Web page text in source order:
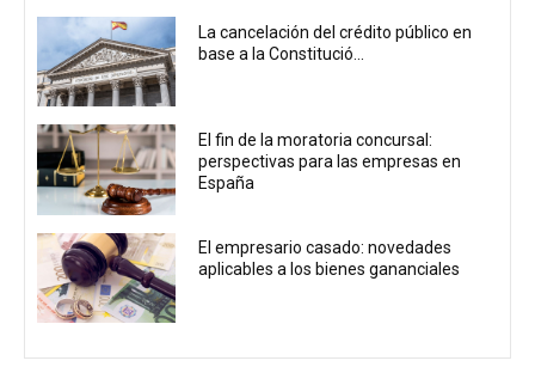
La cancelación del crédito público en
base a la Constitució...
El fin de la moratoria concursal:
perspectivas para las empresas en
España
El empresario casado: novedades
aplicables a los bienes gananciales